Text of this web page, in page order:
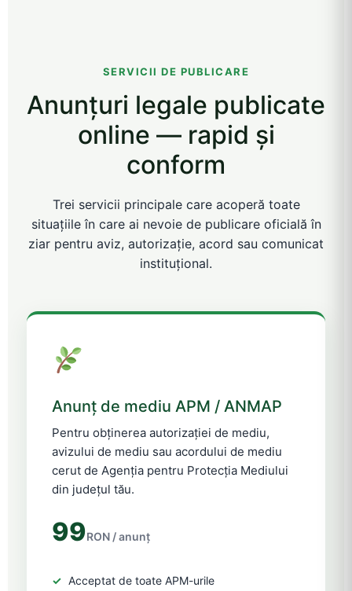
SERVICII DE PUBLICARE
Anunțuri legale publicate
online — rapid și
conform
Trei servicii principale care acoperă toate
situațiile în care ai nevoie de publicare oficială în
ziar pentru aviz, autorizație, acord sau comunicat
instituțional.
Anunț de mediu APM / ANMAP
Pentru obținerea autorizației de mediu,
avizului de mediu sau acordului de mediu
cerut de Agenția pentru Protecția Mediului
din județul tău.
99RON / anunț
Acceptat de toate APM-urile